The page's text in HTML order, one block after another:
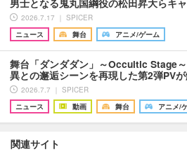
男士となる鬼丸国綱役の松田昇大らキ
2026.7.17 ｜ SPICER
ニュース
舞台 アニメ/ゲーム
舞台「ダンダダン」～Occultic Stage
異との邂逅シーンを再現した第2弾
2026.7.7 ｜ SPICER
ニュース
動画 舞台 アニメ/
関連サイト